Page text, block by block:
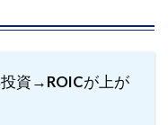
資→ROICが上が